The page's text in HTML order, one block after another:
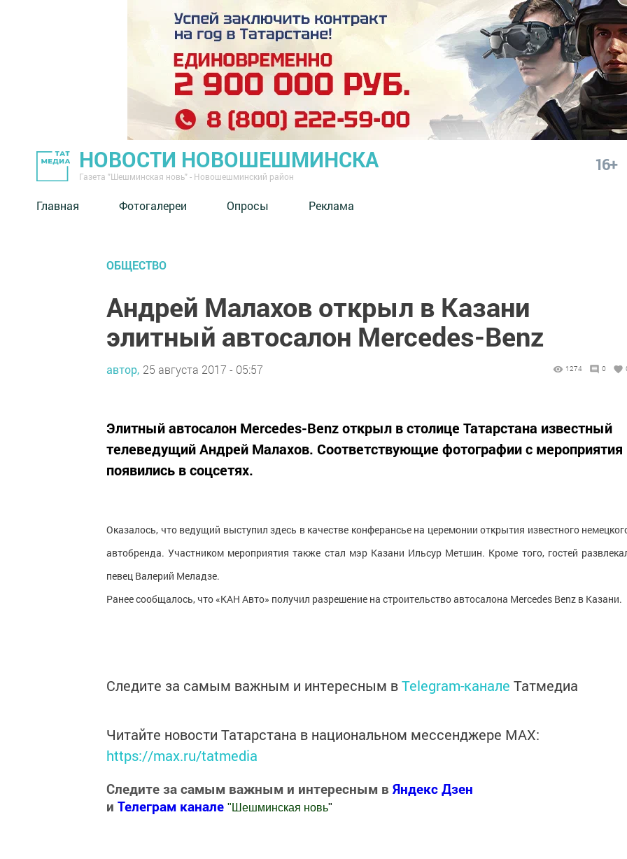
НОВОСТИ НОВОШЕШМИНСКА
Газета "Шешминская новь" - Новошешминский район
16+
Главная Фотогалереи Опросы Реклама
ОБЩЕСТВО
Андрей Малахов открыл в Казани
элитный автосалон Mercedes-Benz
автор, 25 августа 2017 - 05:57 1274 0
Элитный автосалон Mercedes-Benz открыл в столице Татарстана известный
телеведущий Андрей Малахов. Соответствующие фотографии с мероприятия
появились в соцсетях.
Оказалось, что ведущий выступил здесь в качестве конферансье на церемонии открытия известного
автобренда. Участником мероприятия также стал мэр Казани Ильсур Метшин. Кроме того, гостей
певец Валерий Меладзе.
Ранее сообщалось, что «КАН Авто» получил разрешение на строительство автосалона Mercedes Benz в Казани.
Следите за самым важным и интересным вTelegram-канале Татмедиа
Читайте новости Татарстана в национальном мессенджере MАХ:
https://max.ru/tatmedia
Следите за самым важным и интересным в Яндекс Дзен
и Телеграм канале " Шешминская новь"